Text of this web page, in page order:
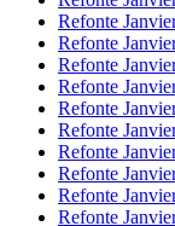
Refonte
Refonte
Refonte
Refonte
Refonte
Refonte
Refonte
Refonte
Refonte
Refonte